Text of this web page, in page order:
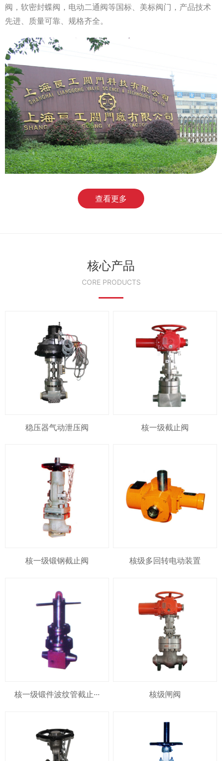
阀，软密封蝶阀，电动二通阀等国标、美标阀门，产品技术
先进、质量可靠、规格齐全。
查看更多
核心产品
CORE PRODUCTS
稳压器气动泄压阀 核一级截止阀
核一级锻钢截止阀 核级多回转电动装置
核一级锻件波纹管截止··· 核级闸阀